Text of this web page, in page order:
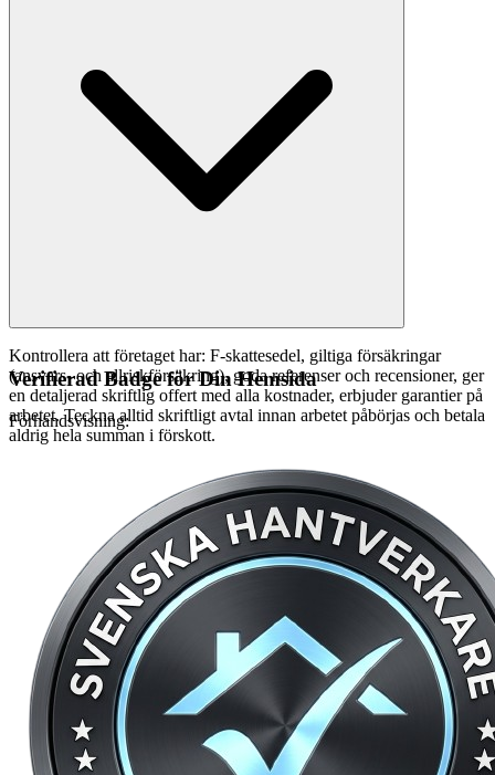
Kontrollera att företaget har: F-skattesedel, giltiga försäkringar
(ansvars- och allriskförsäkring), goda referenser och recensioner, ger
en detaljerad skriftlig offert med alla kostnader, erbjuder garantier på
arbetet. Teckna alltid skriftligt avtal innan arbetet påbörjas och betala
aldrig hela summan i förskott.
Verifierad Badge för Din Hemsida
Förhandsvisning: